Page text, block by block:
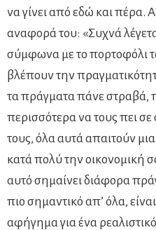
να γίνει από εδώ και πέρα.
αναφορά του: «Συχνά
σύμφωνα με το πορτοφόλι
βλέπουν την
τα πράγματα πάνε στραβά,
περισσότερα να τους πει σε
τους, όλα αυτά απαιτούν
κατά πολύ την οικονομική
αυτό σημαίνει διάφορα
πιο σημαντικό απ’ όλα,
αφήγημα για ένα